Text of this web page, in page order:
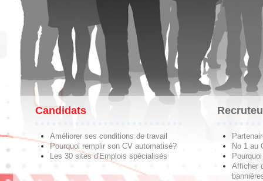
Candidats
Améliorer ses conditions de travail
Pourquoi remplir son CV automatisé?
Les 30 sites d'Emplois spécialisés
No 1 au
Afficher